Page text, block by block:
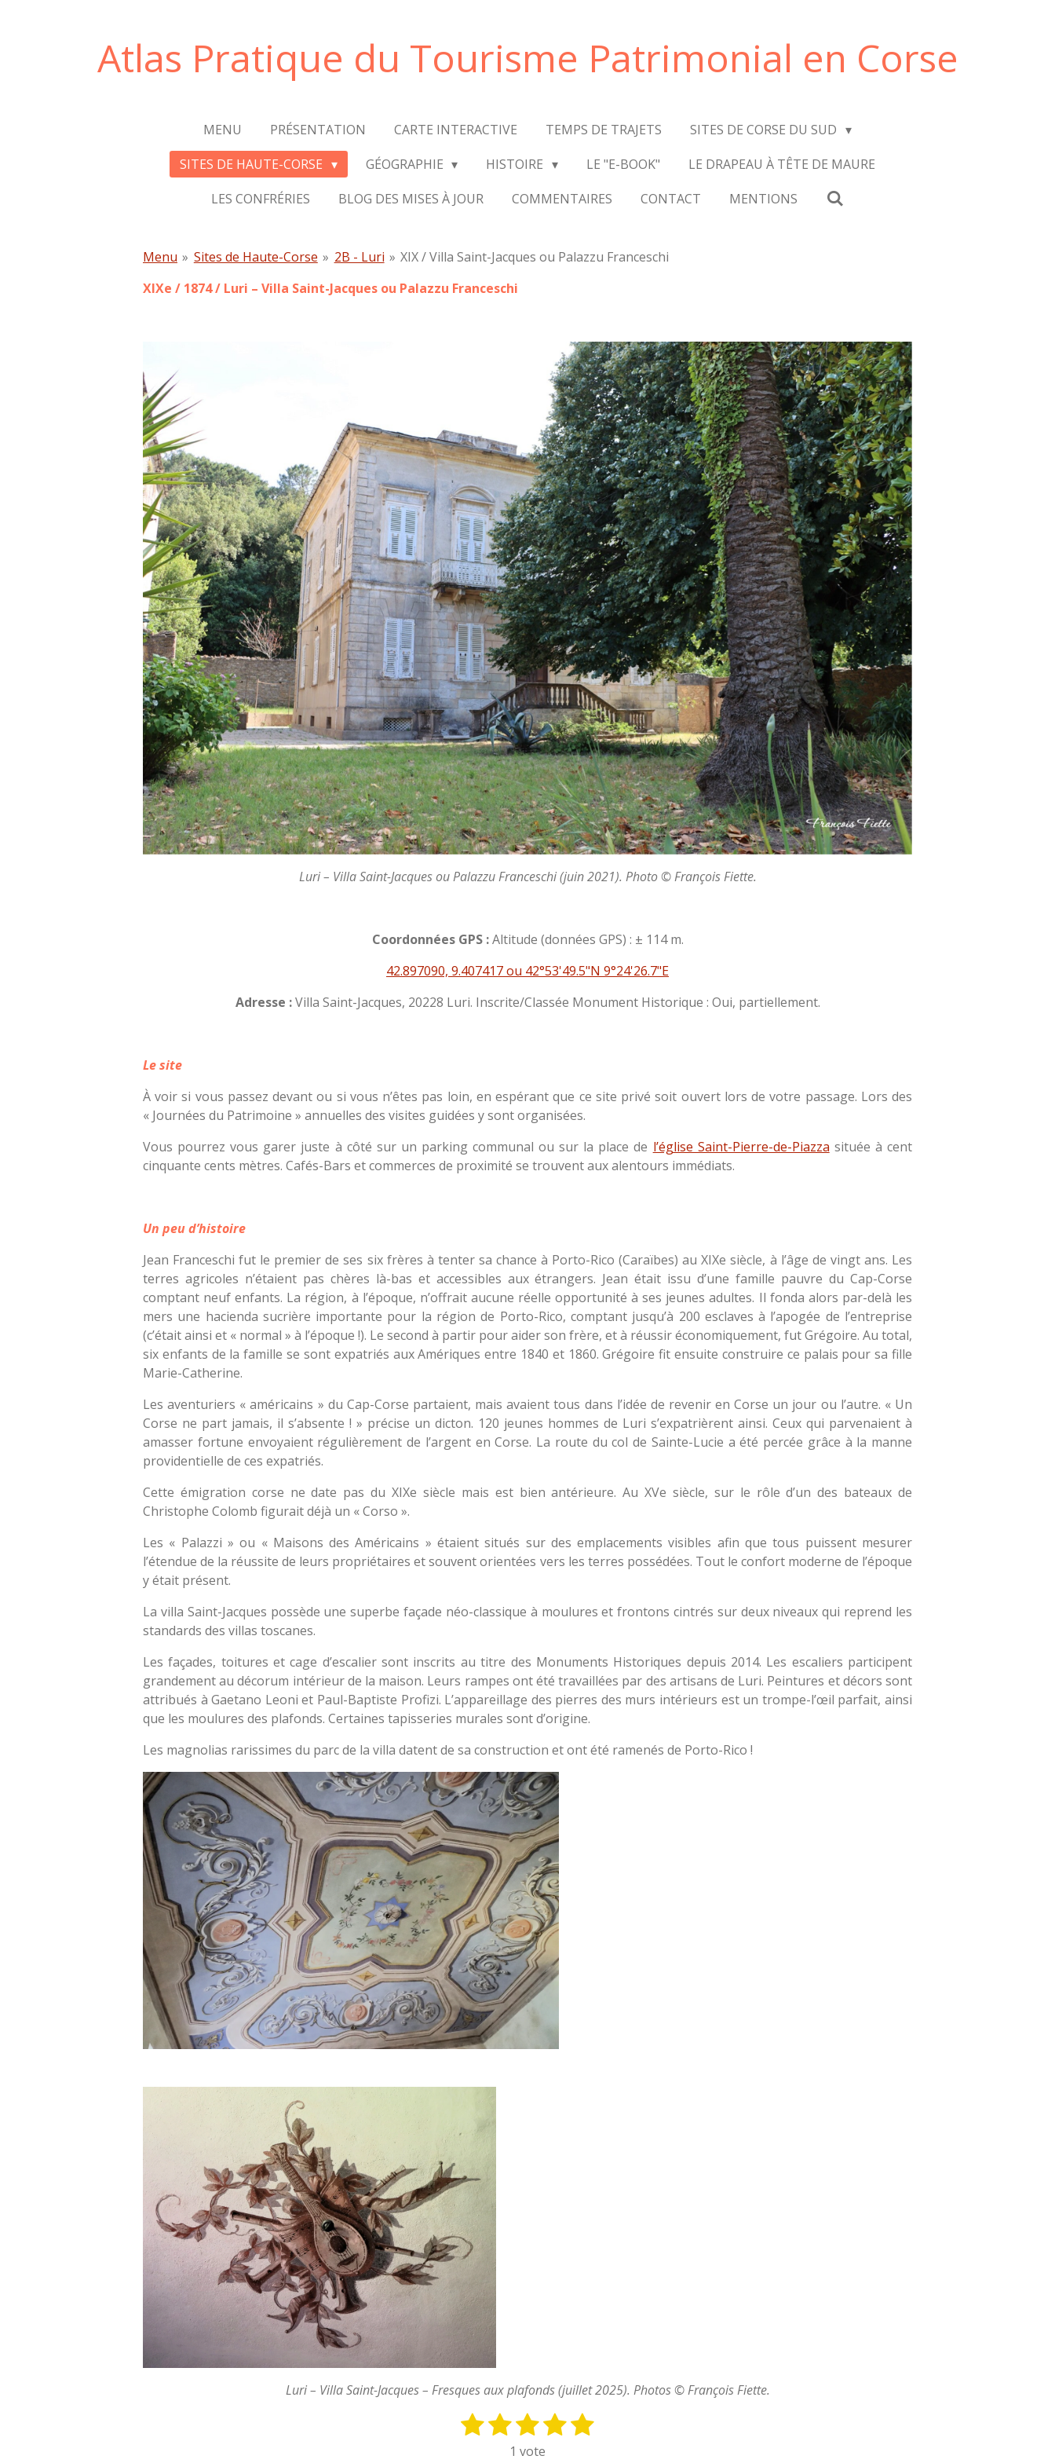
Atlas Pratique du Tourisme Patrimonial en Corse
MENU PRÉSENTATION CARTE INTERACTIVE TEMPS DE TRAJETS
SITES DE CORSE DU SUD
SITES DE HAUTE-CORSE
GÉOGRAPHIE HISTOIRE LE "E-BOOK"
LE DRAPEAU À TÊTE DE MAURE
LES CONFRÉRIES
BLOG DES MISES À JOUR COMMENTAIRES CONTACT MENTIONS
Menu » Sites de Haute-Corse » 2B - Luri » XIX / Villa Saint-Jacques ou Palazzu Franceschi
XIXe / 1874 / Luri – Villa Saint-Jacques ou Palazzu Franceschi
Luri – Villa Saint-Jacques ou Palazzu Franceschi (juin 2021). Photo © François Fiette.
Coordonnées GPS :Altitude (données GPS) : ± 114 m.
42.897090, 9.407417 ou 42°53'49.5"N 9°24'26.7"E
Adresse :Villa Saint-Jacques, 20228 Luri. Inscrite/Classée Monument Historique : Oui, partiellement.
Le site
À voir si vous passez devant ou si vous n’êtes pas loin, en espérant que ce site privé soit ouvert lors de votre passage. Lors des
« Journées du Patrimoine » annuelles des visites guidées y sont organisées.
Vous pourrez vous garer juste à côté sur un parking communal ou sur la place de l’église Saint-Pierre-de-Piazza située à cent
cinquante cents mètres. Cafés-Bars et commerces de proximité se trouvent aux alentours immédiats.
Un peu d’histoire
Jean Franceschi fut le premier de ses six frères à tenter sa chance à Porto-Rico (Caraïbes) au XIXe siècle, à l’âge de vingt ans. Les
terres agricoles n’étaient pas chères là-bas et accessibles aux étrangers. Jean était issu d’une famille pauvre du Cap-Corse
comptant neuf enfants. La région, à l’époque, n’offrait aucune réelle opportunité à ses jeunes adultes. Il fonda alors par-delà les
mers une hacienda sucrière importante pour la région de Porto-Rico, comptant jusqu’à 200 esclaves à l’apogée de l’entreprise
(c’était ainsi et « normal » à l’époque !). Le second à partir pour aider son frère, et à réussir économiquement, fut Grégoire. Au total,
six enfants de la famille se sont expatriés aux Amériques entre 1840 et 1860. Grégoire fit ensuite construire ce palais pour sa fille
Marie-Catherine.
Les aventuriers « américains » du Cap-Corse partaient, mais avaient tous dans l’idée de revenir en Corse un jour ou l’autre. « Un
Corse ne part jamais, il s’absente ! » précise un dicton. 120 jeunes hommes de Luri s’expatrièrent ainsi. Ceux qui parvenaient à
amasser fortune envoyaient régulièrement de l’argent en Corse. La route du col de Sainte-Lucie a été percée grâce à la manne
providentielle de ces expatriés.
Cette émigration corse ne date pas du XIXe siècle mais est bien antérieure. Au XVe siècle, sur le rôle d’un des bateaux de
Christophe Colomb figurait déjà un « Corso ».
Les « Palazzi » ou « Maisons des Américains » étaient situés sur des emplacements visibles afin que tous puissent mesurer
l’étendue de la réussite de leurs propriétaires et souvent orientées vers les terres possédées. Tout le confort moderne de l’époque
y était présent.
La villa Saint-Jacques possède une superbe façade néo-classique à moulures et frontons cintrés sur deux niveaux qui reprend les
standards des villas toscanes.
Les façades, toitures et cage d’escalier sont inscrits au titre des Monuments Historiques depuis 2014. Les escaliers participent
grandement au décorum intérieur de la maison. Leurs rampes ont été travaillées par des artisans de Luri. Peintures et décors sont
attribués à Gaetano Leoni et Paul-Baptiste Profizi. L’appareillage des pierres des murs intérieurs est un trompe-l’œil parfait, ainsi
que les moulures des plafonds. Certaines tapisseries murales sont d’origine.
Les magnolias rarissimes du parc de la villa datent de sa construction et ont été ramenés de Porto-Rico !
Luri – Villa Saint-Jacques – Fresques aux plafonds (juillet 2025). Photos © François Fiette.
1 2 3
é
4
é
5
1 vote